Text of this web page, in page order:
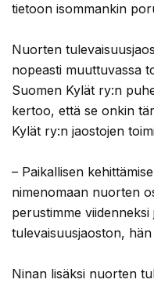
tietoon isommankin
Nuorten
nopeasti muuttuvassa
Suomen Kylät ry:n
kertoo, että se onkin
Kylät ry:n jaostojen
– Paikallisen
nimenomaan nuorten
perustimme
tulevaisuusjaoston,
Ninan lisäksi nuorten